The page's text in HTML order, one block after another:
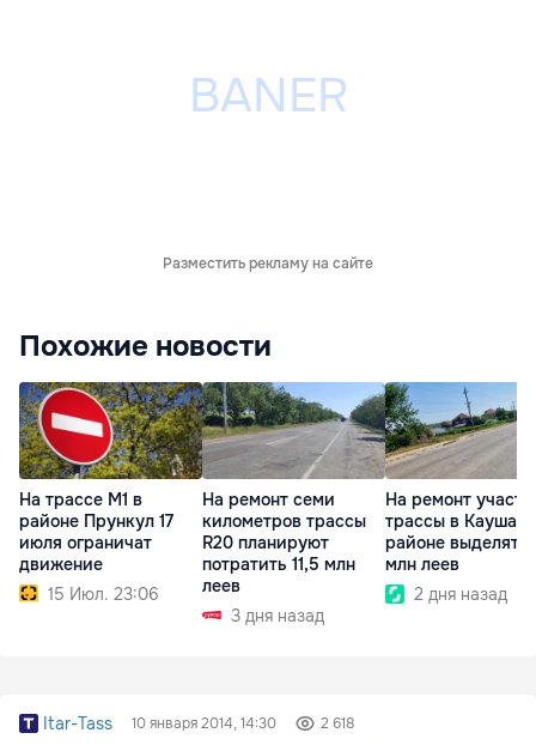
Разместить рекламу на сайте
Похожие новости
На трассе M1 в
районе Прункул 17
июля ограничат
движение
15 Июл. 23:06
На ремонт семи
километров трассы
R20 планируют
потратить 11,5 млн
леев
3 дня назад
На ремонт
трассы в
районе выделят
млн леев
2 дня назад
Itar-Tass 10 января 2014, 14:30 2 618